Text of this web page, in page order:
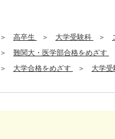
高卒生 大学受験科
難関大・医学部合格をめざす
大学合格をめざす 大学受